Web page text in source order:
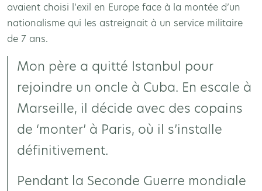
avaient choisi l’exil en Europe face à la montée d’un
nationalisme qui les astreignait à un service militaire
de 7 ans.
Mon père a quitté Istanbul pour
rejoindre un oncle à Cuba. En escale à
Marseille, il décide avec des copains
de ‘monter’ à Paris, où il s’installe
définitivement.
Pendant la Seconde Guerre mondiale